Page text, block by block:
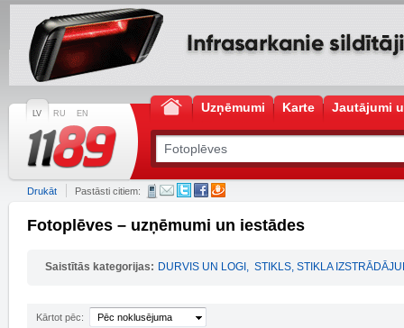
LV RU EN Uzņēmumi Karte Jautājumi
Drukāt Pastāsti citiem:
Fotoplēves – uzņēmumi un iestādes
Saistītās kategorijas: DURVIS UN LOGI , STIKLS, STIKLA
Kārtot pēc: Pēc noklusējuma